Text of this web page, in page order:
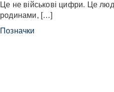
Це не військові цифри. Це
родинами, […]
Позначки